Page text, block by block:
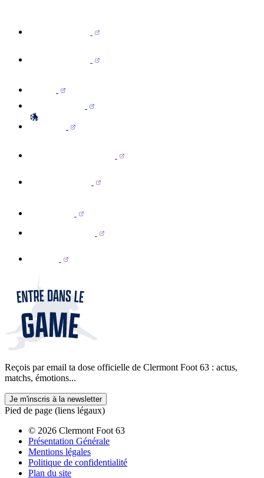
Reçois par email ta dose officielle de Clermont Foot 63 : actus,
matchs, émotions...
Je m'inscris à la newsletter
Pied de page (liens légaux)
© 2026 Clermont Foot 63
Présentation Générale
Mentions légales
Politique de confidentialité
Plan du site